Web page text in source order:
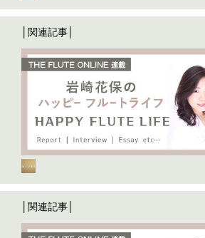
│関連記事│
│関連記事│